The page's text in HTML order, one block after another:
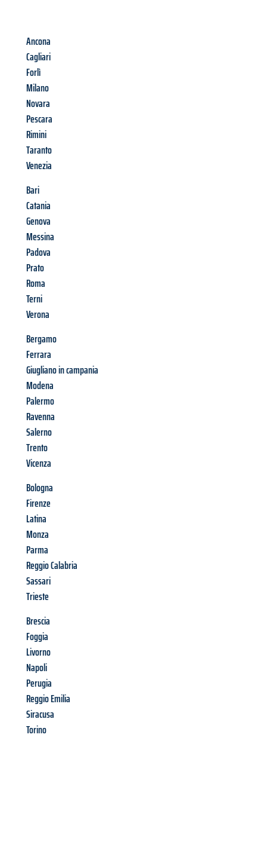
Ancona
Cagliari
Forlì
Milano
Novara
Pescara
Rimini
Taranto
Venezia
Bari
Catania
Genova
Messina
Padova
Prato
Roma
Terni
Verona
Bergamo
Ferrara
Giugliano in campania
Modena
Palermo
Ravenna
Salerno
Trento
Vicenza
Bologna
Firenze
Latina
Monza
Parma
Reggio Calabria
Sassari
Trieste
Brescia
Foggia
Livorno
Napoli
Perugia
Reggio Emilia
Siracusa
Torino